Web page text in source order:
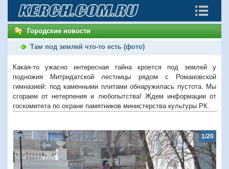
Городские новости
Там под землей что-то есть (фото)
Какая-то ужасно интересная тайна кроется под землей у
подножия Митридатской лестницы рядом с Романовской
гимназией: под каменными плитами обнаружилась пустота. Мы
сгораем от нетерпения и любопытства! Ждем информации от
госкомитета по охране памятников министерства культуры РК.
1/20